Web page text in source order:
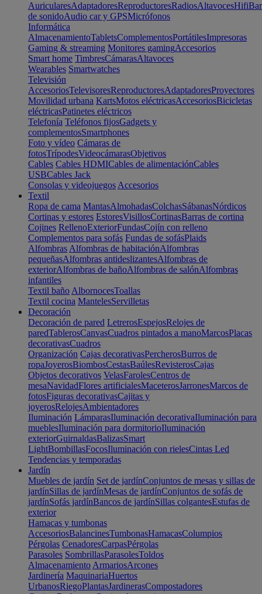
AuricularesAdaptadoresReproductoresRadiosAltavocesHifi
de sonidoAudio car y GPSMicrófonos
Informática
AlmacenamientoTabletsComplementosPortátilesImpresoras
Gaming & streaming Monitores gamingAccesorios
Smart home TimbresCámarasAltavoces
Wearables Smartwatches
Televisión
AccesoriosTelevisoresReproductoresAdaptadoresProyectores
Movilidad urbana KartsMotos eléctricasAccesoriosBicicletas
eléctricasPatinetes eléctricos
Telefonía Teléfonos fijosGadgets y
complementosSmartphones
Foto y vídeo Cámaras de
fotosTrípodesVideocámarasObjetivos
Cables Cables HDMICables de alimentaciónCables
USBCables Jack
Consolas y videojuegos Accesorios
Textil
Ropa de cama MantasAlmohadasColchasSábanasNórdicos
Cortinas y estores EstoresVisillosCortinasBarras de cortina
Cojines RellenoExteriorFundasCojín con relleno
Complementos para sofás Fundas de sofásPlaids
Alfombras Alfombras de habitaciónAlfombras
pequeñasAlfombras antideslizantesAlfombras de
exteriorAlfombras de bañoAlfombras de salónAlfombras
infantiles
Textil baño AlbornocesToallas
Textil cocina MantelesServilletas
Decoración
Decoración de pared LetrerosEspejosRelojes de
paredTablerosCanvasCuadros pintados a manoMarcosPlacas
decorativasCuadros
Organización Cajas decorativasPercherosBurros de
ropaJoyerosBiombosCestasBaúlesRevisterosCajas
Objetos decorativos VelasFarolesCentros de
mesaNavidadFlores artificialesMaceterosJarronesMarcos de
fotosFiguras decorativasCajitas y
joyerosRelojesAmbientadores
Iluminación LámparasIluminación decorativaIluminación para
mueblesIluminación para dormitorioIluminación
exteriorGuirnaldasBalizasSmart
LightBombillasFocosIluminación con rielesCintas Led
Tendencias y temporadas
Jardín
Muebles de jardín Set de jardínConjuntos de mesas y sillas de
jardínSillas de jardínMesas de jardínConjuntos de sofás de
jardínSofás jardínBancos de jardínSillas colgantesEstufas de
exterior
Hamacas y tumbonas
AccesoriosBalancinesTumbonasHamacasColumpios
Pérgolas CenadoresCarpasPérgolas
Parasoles SombrillasParasolesToldos
Almacenamiento ArmariosArcones
Jardinería MaquinariaHuertos
UrbanosRiegoPlantasJardinerasCompostadores